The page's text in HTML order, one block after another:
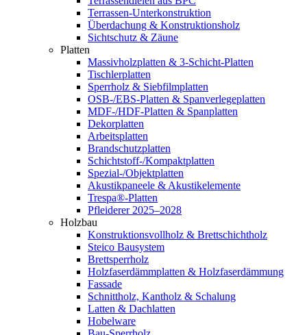
Terrassen-Unterkonstruktion
Überdachung & Konstruktionsholz
Sichtschutz & Zäune
Platten
Massivholzplatten & 3-Schicht-Platten
Tischlerplatten
Sperrholz & Siebfilmplatten
OSB-/EBS-Platten & Spanverlegeplatten
MDF-/HDF-Platten & Spanplatten
Dekorplatten
Arbeitsplatten
Brandschutzplatten
Schichtstoff-/Kompaktplatten
Spezial-/Objektplatten
Akustikpaneele & Akustikelemente
Trespa®-Platten
Pfleiderer 2025–2028
Holzbau
Konstruktionsvollholz & Brettschichtholz
Steico Bausystem
Brettsperrholz
Holzfaserdämmplatten & Holzfaserdämmung
Fassade
Schnittholz, Kantholz & Schalung
Latten & Dachlatten
Hobelware